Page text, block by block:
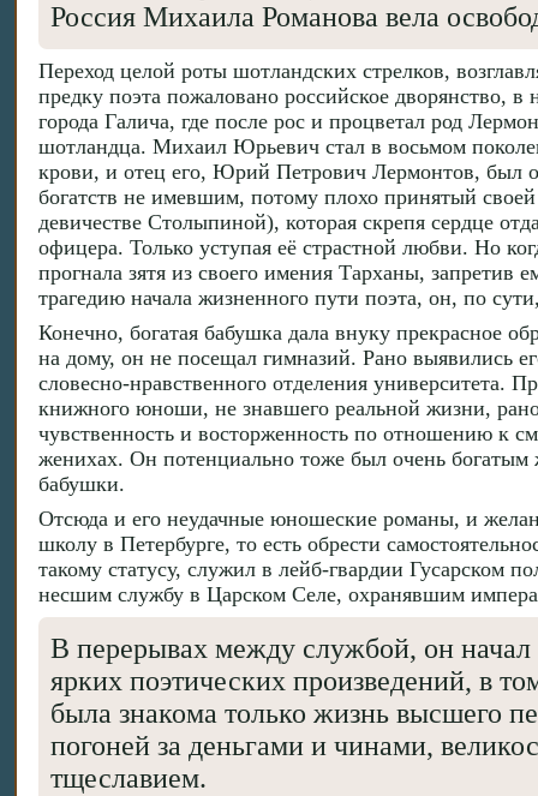
Россия Михаила Романова вела
Переход целой роты шотландских стрелков,
предку поэта пожаловано российское дворянство,
города Галича, где после рос и процветал род
шотландца. Михаил Юрьевич стал в восьмом
крови, и отец его, Юрий Петрович Лермонтов, был
богатств не имевшим, потому плохо принятый
девичестве Столыпиной), которая скрепя сердце
офицера. Только уступая её страстной любви. Но
прогнала зятя из своего имения Тарханы, запретив
трагедию начала жизненного пути поэта, он, по
Конечно, богатая бабушка дала внуку прекрасное
на дому, он не посещал гимназий. Рано выявились
словесно-нравственного отделения университета.
книжного юноши, не знавшего реальной жизни,
чувственность и восторженность по отношению к
женихах. Он потенциально тоже был очень богатым
бабушки.
Отсюда и его неудачные юношеские романы, и
школу в Петербурге, то есть обрести
такому статусу, служил в лейб-гвардии Гусарском
несшим службу в Царском Селе, охранявшим
В перерывах между службой, он начал
ярких поэтических произведений, в
была знакома только жизнь высшего
погоней за деньгами и чинами,
тщеславием.